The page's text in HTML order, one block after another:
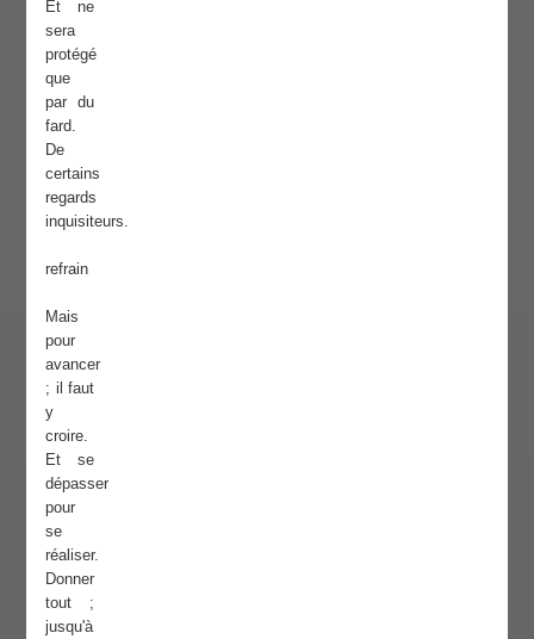
Et ne
sera
protégé
que
par du
fard.
De
certains
regards
inquisiteurs.
refrain
Mais
pour
avancer
; il faut
y
croire.
Et se
dépasser
pour
se
réaliser.
Donner
tout ;
jusqu'à